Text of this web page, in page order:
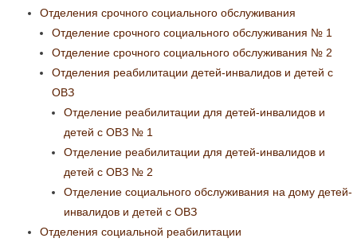
Отделения срочного социального обслуживания
Отделение срочного социального обслуживания № 1
Отделение срочного социального обслуживания № 2
Отделения реабилитации детей-инвалидов и детей с
ОВЗ
Отделение реабилитации для детей-инвалидов и
детей с ОВЗ № 1
Отделение реабилитации для детей-инвалидов и
детей с ОВЗ № 2
Отделение социального обслуживания на дому детей-
инвалидов и детей с ОВЗ
Отделения социальной реабилитации